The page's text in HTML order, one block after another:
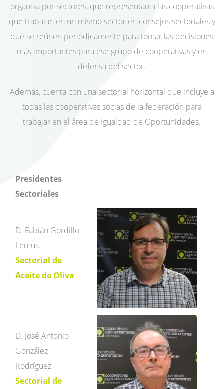
organiza por sectores, que representan a las cooperativas
que trabajan en un mismo sector en consejos sectoriales y
que se reúnen periódicamente para tomar las decisiones
más importantes para ese grupo de cooperativas y en
defensa del sector.
Además, cuenta con una sectorial horizontal que incluye a
todas las cooperativas socias de la federación para
trabajar en el área de Igualdad de Oportunidades.
Presidentes
Sectoriales
D. Fabián Gordillo
Lemus
Sectorial de
Aceite de Oliva
D. José Antonio
González
Rodríguez
Sectorial de